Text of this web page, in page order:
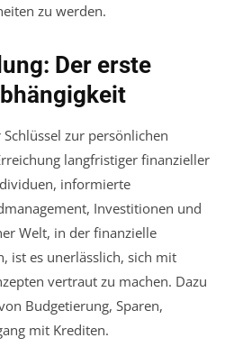
zu werden.
Der erste
zur persönlichen
langfristiger finanzieller
informierte
Investitionen und
Welt, in der finanzielle
ist es unerlässlich, sich mit
vertraut zu machen. Dazu
Budgetierung, Sparen,
mit Krediten.